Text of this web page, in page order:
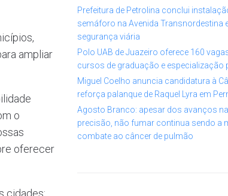
ampliar
o
oferecer
cidades:
Prefeitura de Petrolina conclui
semáforo na Avenida Transnordestina
segurança viária
Polo UAB de Juazeiro oferece 160
cursos de graduação e especialização
Miguel Coelho anuncia candidatura à
reforça palanque de Raquel Lyra em
Agosto Branco: apesar dos avanços
precisão, não fumar continua sendo a
combate ao câncer de pulmão